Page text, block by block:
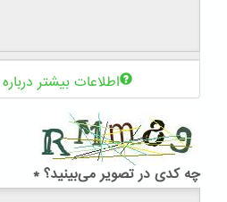
اطلاعات بیشتر
چه کدی در تصویر می‌بینید؟ *